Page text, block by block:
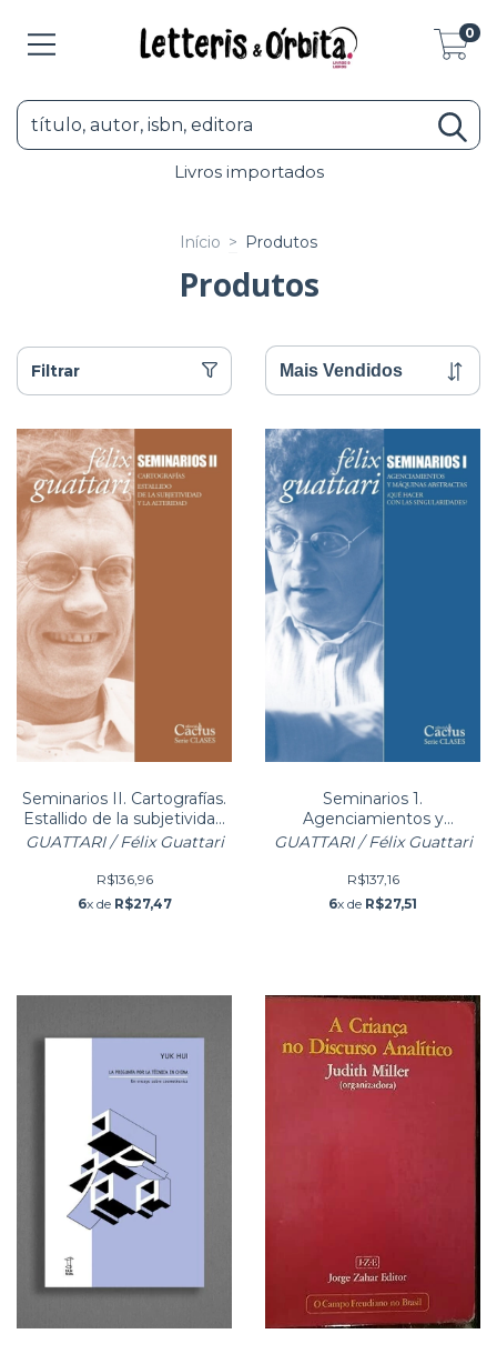
0
Livros importados
Início > Produtos
Produtos
Filtrar
Seminarios II. Cartografías.
Estallido de la subjetividad
y la alteridad
GUATTARI / Félix Guattari
R$136,96
6x de R$27,47
PRONTA ENTREGA
Seminarios 1.
Agenciamientos y
máquinas abstractas. Qué
GUATTARI / Félix Guattari
R$137,16
6x de R$27,51